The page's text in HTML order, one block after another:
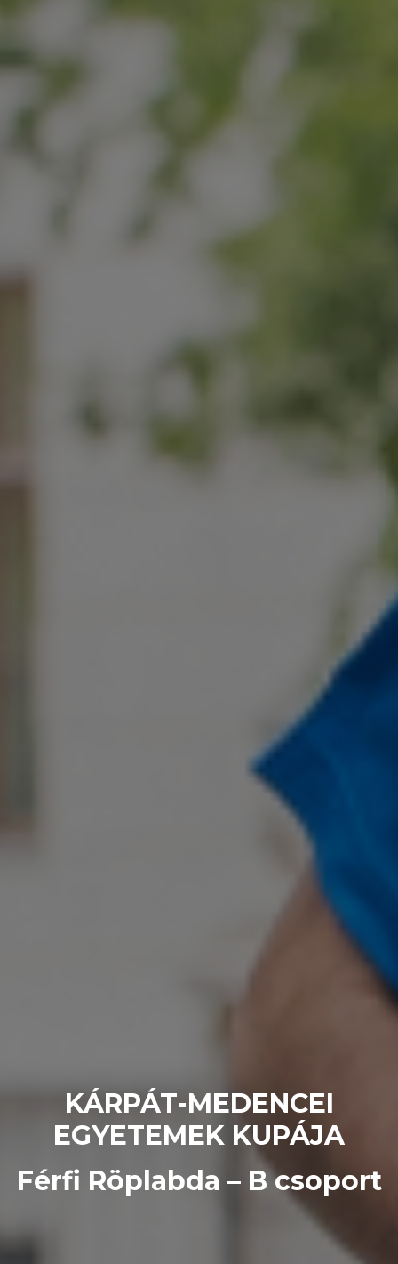
KÁRPÁT-MEDENCEI
EGYETEMEK KUPÁJA
Férfi Röplabda – B csoport